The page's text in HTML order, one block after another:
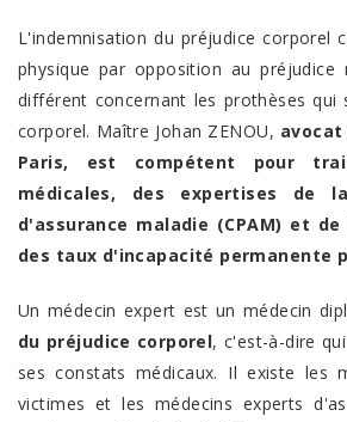
L'indemnisation du préjudice corporel
physique par opposition au
différent concernant les prothèses qui
corporel. Maître Johan ZENOU,
Paris, est compétent pour
médicales, des expertises de
d'assurance maladie (CPAM) et
des taux d'incapacité permanente
Un médecin expert est un médecin
du préjudice corporel, c'est-à-dire
ses constats médicaux. Il existe les
victimes et les médecins experts